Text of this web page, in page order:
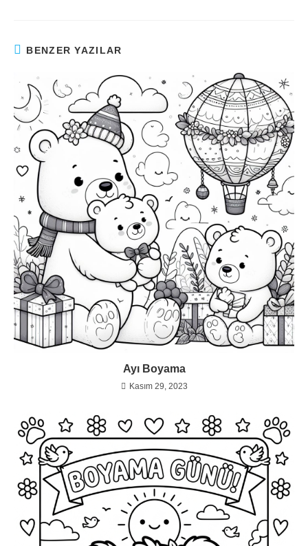
BENZER YAZILAR
Ayı Boyama
Kasım 29, 2023